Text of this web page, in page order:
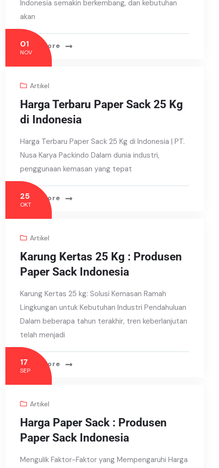
Indonesia semakin berkembang, dan kebutuhan
akan
Read More
01
NOV
Artikel
Harga Terbaru Paper Sack 25 Kg
di Indonesia
Harga Terbaru Paper Sack 25 Kg di Indonesia | PT.
Nusa Karya Packindo Dalam dunia industri,
penggunaan kemasan yang tepat
Read More
25
OKT
Artikel
Karung Kertas 25 Kg : Produsen
Paper Sack Indonesia
Karung Kertas 25 kg: Solusi Kemasan Ramah
Lingkungan untuk Kebutuhan Industri Pendahuluan
Dalam beberapa tahun terakhir, tren keberlanjutan
telah menjadi
Read More
17
SEP
Artikel
Harga Paper Sack : Produsen
Paper Sack Indonesia
Mengulik Faktor-Faktor yang Mempengaruhi Harga